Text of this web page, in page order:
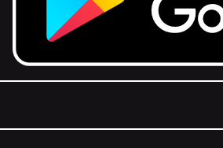
Get it on Google Play.